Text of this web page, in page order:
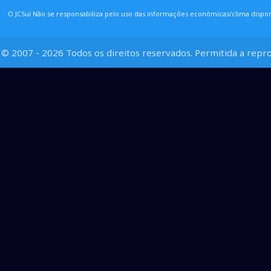
O JCSul Não se responsabiliza pelo uso das informações econômicas/clima
© 2007 - 2026 Todos os direitos reservados. Permitida a